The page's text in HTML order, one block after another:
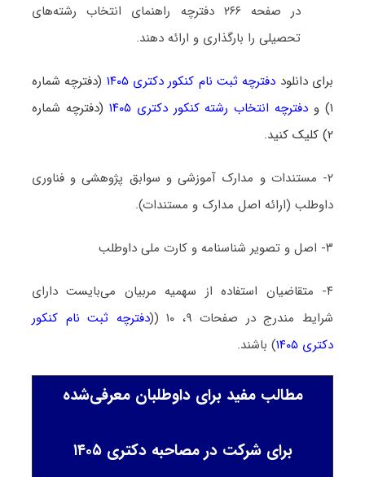
در صفحه ۲۶۶ دفترچه راهنمای انتخاب رشته‌های
تحصیلی را بارگذاری و ارائه دهند.
برای دانلود دفترچه ثبت نام کنکور دکتری ۱۴۰۵
(دفترچه شماره
۱) و
دفترچه انتخاب رشته کنکور دکتری ۱۴۰۵
(دفترچه شماره
۲) کلیک کنید.
۲- مستندات و مدارک آموزشی و سوابق پژوهشی و فناوری
داوطلب (ارائه اصل مدارک و مستندات).
۳- اصل و تصویر شناسنامه و کارت ملی داوطلب
۴- متقاضیان استفاده از سهمیه مربیان می‌بایست دارای
شرایط مندرج در صفحات ۹، ۱۰ ((
دفترچه ثبت نام کنکور
دکتری ۱۴۰۵
) باشند.
مطالب مفید برای داوطلبان معرفی‌شده
برای شرکت در مصاحبه دکتری ۱۴۰۵